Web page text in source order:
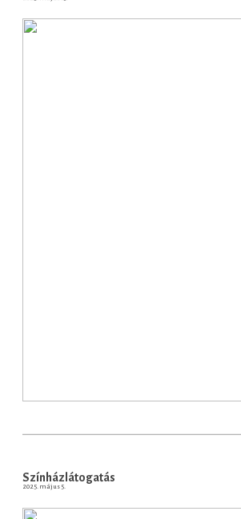
Színházlátogatás
2025. május 5.